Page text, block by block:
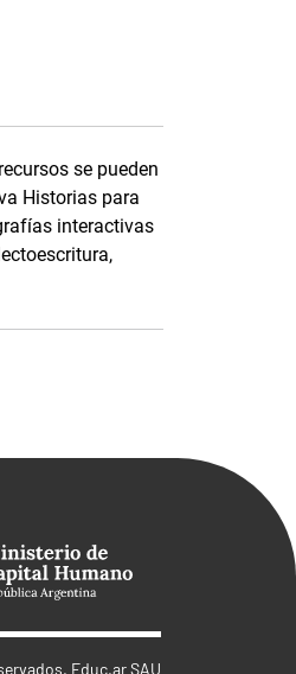
se pueden
Historias para
interactivas
Educ.ar SAU